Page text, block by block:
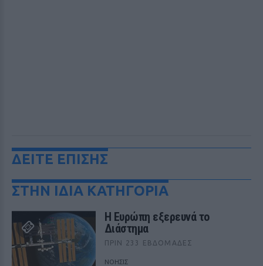
ΔΕΙΤΕ ΕΠΙΣΗΣ
ΣΤΗΝ ΙΔΙΑ ΚΑΤΗΓΟΡΙΑ
Η Ευρώπη εξερευνά το
Διάστημα
ΠΡΙΝ 233 ΕΒΔΟΜΆΔΕΣ
ΝΟΗΣΙΣ